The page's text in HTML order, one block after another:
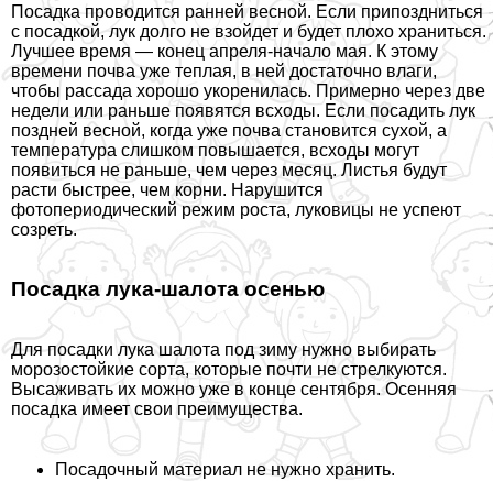
Посадка проводится ранней весной. Если припоздниться
с посадкой, лук долго не взойдет и будет плохо храниться.
Лучшее время — конец апреля-начало мая. К этому
времени почва уже теплая, в ней достаточно влаги,
чтобы рассада хорошо укоренилась. Примерно через две
недели или раньше появятся всходы. Если посадить лук
поздней весной, когда уже почва становится сухой, а
температура слишком повышается, всходы могут
появиться не раньше, чем через месяц. Листья будут
расти быстрее, чем корни. Нарушится
фотопериодический режим роста, луковицы не успеют
созреть.
Посадка лука-шалота осенью
Для посадки лука шалота под зиму нужно выбирать
морозостойкие сорта, которые почти не стрелкуются.
Высаживать их можно уже в конце сентября. Осенняя
посадка имеет свои преимущества.
Посадочный материал не нужно хранить.